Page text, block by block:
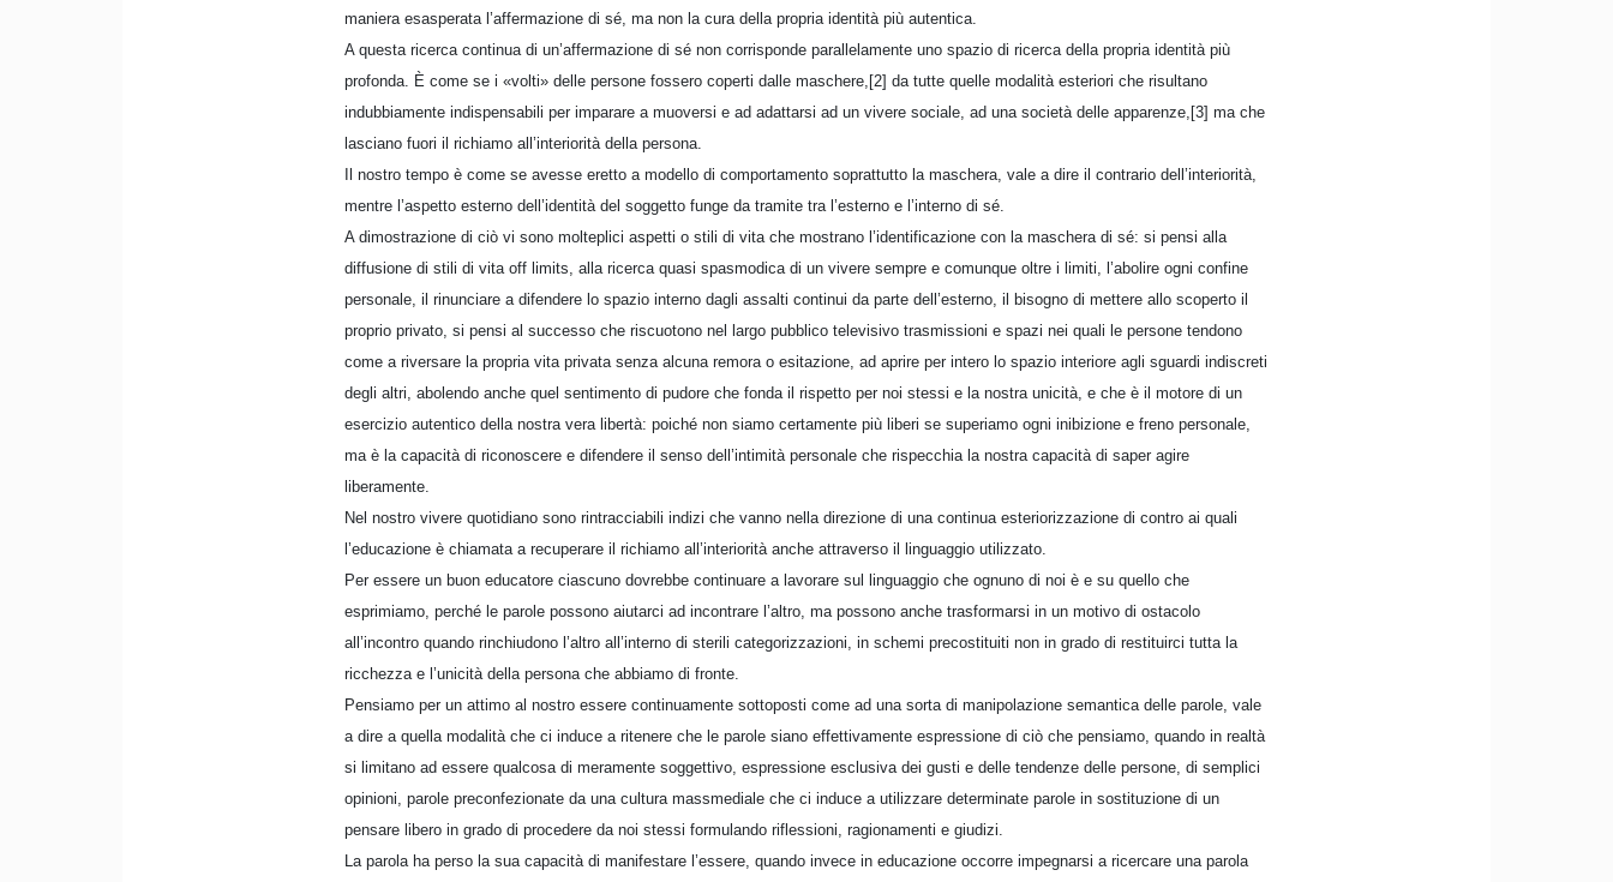
maniera esasperata l’affermazione di sé, ma non la cura della propria identità più autentica.
A questa ricerca continua di un’affermazione di sé non corrisponde parallelamente uno spazio di ricerca della propria identità più
profonda. È come se i «volti» delle persone fossero coperti dalle maschere,[2] da tutte quelle modalità esteriori che risultano
indubbiamente indispensabili per imparare a muoversi e ad adattarsi ad un vivere sociale, ad una società delle apparenze,[3] ma che
lasciano fuori il richiamo all’interiorità della persona.
Il nostro tempo è come se avesse eretto a modello di comportamento soprattutto la maschera, vale a dire il contrario dell’interiorità,
mentre l’aspetto esterno dell’identità del soggetto funge da tramite tra l’esterno e l’interno di sé.
A dimostrazione di ciò vi sono molteplici aspetti o stili di vita che mostrano l’identificazione con la maschera di sé: si pensi alla
diffusione di stili di vita off limits, alla ricerca quasi spasmodica di un vivere sempre e comunque oltre i limiti, l’abolire ogni confine
personale, il rinunciare a difendere lo spazio interno dagli assalti continui da parte dell’esterno, il bisogno di mettere allo scoperto il
proprio privato, si pensi al successo che riscuotono nel largo pubblico televisivo trasmissioni e spazi nei quali le persone tendono
come a riversare la propria vita privata senza alcuna remora o esitazione, ad aprire per intero lo spazio interiore agli sguardi indiscreti
degli altri, abolendo anche quel sentimento di pudore che fonda il rispetto per noi stessi e la nostra unicità, e che è il motore di un
esercizio autentico della nostra vera libertà: poiché non siamo certamente più liberi se superiamo ogni inibizione e freno personale,
ma è la capacità di riconoscere e difendere il senso dell’intimità personale che rispecchia la nostra capacità di saper agire
liberamente.
Nel nostro vivere quotidiano sono rintracciabili indizi che vanno nella direzione di una continua esteriorizzazione di contro ai quali
l’educazione è chiamata a recuperare il richiamo all’interiorità anche attraverso il linguaggio utilizzato.
Per essere un buon educatore ciascuno dovrebbe continuare a lavorare sul linguaggio che ognuno di noi è e su quello che
esprimiamo, perché le parole possono aiutarci ad incontrare l’altro, ma possono anche trasformarsi in un motivo di ostacolo
all’incontro quando rinchiudono l’altro all’interno di sterili categorizzazioni, in schemi precostituiti non in grado di restituirci tutta la
ricchezza e l’unicità della persona che abbiamo di fronte.
Pensiamo per un attimo al nostro essere continuamente sottoposti come ad una sorta di manipolazione semantica delle parole, vale
a dire a quella modalità che ci induce a ritenere che le parole siano effettivamente espressione di ciò che pensiamo, quando in realtà
si limitano ad essere qualcosa di meramente soggettivo, espressione esclusiva dei gusti e delle tendenze delle persone, di semplici
opinioni, parole preconfezionate da una cultura massmediale che ci induce a utilizzare determinate parole in sostituzione di un
pensare libero in grado di procedere da noi stessi formulando riflessioni, ragionamenti e giudizi.
La parola ha perso la sua capacità di manifestare l’essere, quando invece in educazione occorre impegnarsi a ricercare una parola